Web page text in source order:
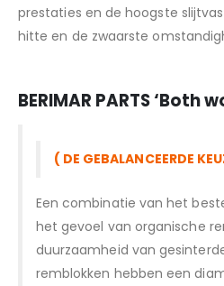
prestaties en de hoogste
hitte en de zwaarste
BERIMAR PARTS‘Both
( DE GEBALANCEERDE
Een combinatie van het
het gevoel van organische
duurzaamheid van
remblokken hebben een